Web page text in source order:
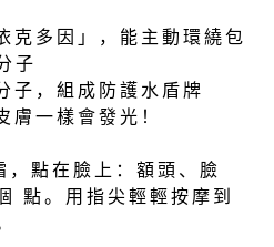
克多因」，能主動環繞包
子
子，組成防護水盾牌
膚一樣會發光！
，點在臉上：額頭、臉
點。用指尖輕輕按摩到